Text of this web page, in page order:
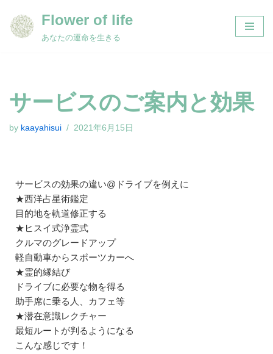
コ
ツ
へ
キ
Flower of life
あなたの運命を生きる
サービスのご案内と効果
by kaayahisui 2021年6月15日
サービスの効果の違い@ドライブを例えに
★西洋占星術鑑定
目的地を軌道修正する
★ヒスイ式浄霊式
クルマのグレードアップ
軽自動車からスポーツカーへ
★霊的縁結び
ドライブに必要な物を得る
助手席に乗る人、カフェ等
★潜在意識レクチャー
最短ルートが判るようになる
こんな感じです！